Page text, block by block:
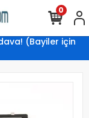
(Bayiler için
0